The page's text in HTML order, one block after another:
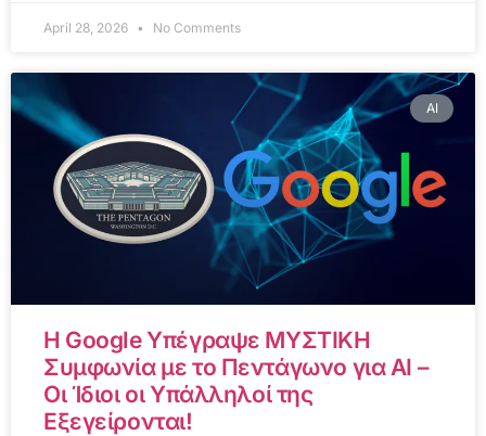
April 28, 2026 No Comments
AI
Η Google Υπέγραψε ΜΥΣΤΙΚΗ
Συμφωνία με το Πεντάγωνο για AI –
Οι Ίδιοι οι Υπάλληλοί της
Εξεγείρονται!